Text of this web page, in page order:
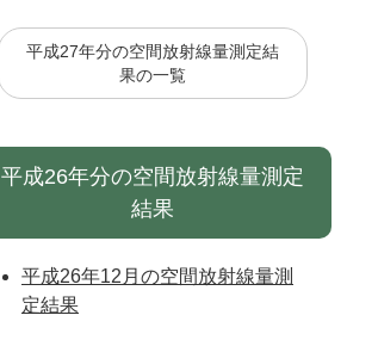
平成27年分の空間放射線量測定結
果の一覧
平成26年分の空間放射線量測定
結果
平成26年12月の空間放射線量測
定結果